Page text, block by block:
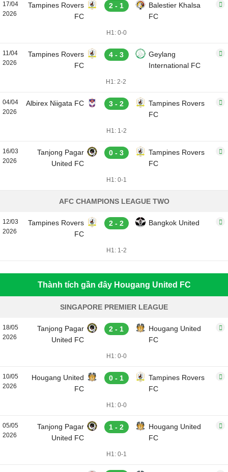
17/04
2026
Tampines Rovers
FC
2 - 1
Balestier Khalsa
FC
H1: 0-0
11/04
2026
Tampines Rovers
FC
4 - 3
Geylang
International FC
H1: 2-2
04/04
2026
Albirex Niigata FC 3 - 2
Tampines Rovers
FC
H1: 1-2
16/03
2026
Tanjong Pagar
United FC
0 - 3
Tampines Rovers
FC
H1: 0-1
AFC CHAMPIONS LEAGUE TWO
12/03
2026
Tampines Rovers
FC
2 - 2 Bangkok United
H1: 1-2
Thành tích gần đây Hougang United FC
SINGAPORE PREMIER LEAGUE
18/05
2026
Tanjong Pagar
United FC
2 - 1
Hougang United
FC
H1: 0-0
10/05
2026
Hougang United
FC
0 - 1
Tampines Rovers
FC
H1: 0-0
05/05
2026
Tanjong Pagar
United FC
1 - 2
Hougang United
FC
H1: 0-1